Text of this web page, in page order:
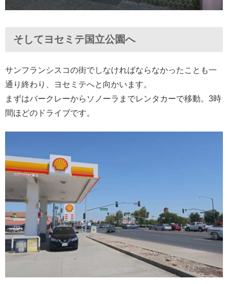
そしてヨセミテ国立公園へ
サンフランシスコの街でしなければならなかったことも一
通り終わり、ヨセミテへと向かいます。
まずはバークレーからソノーラまでレンタカーで移動。3時
間ほどのドライブです。